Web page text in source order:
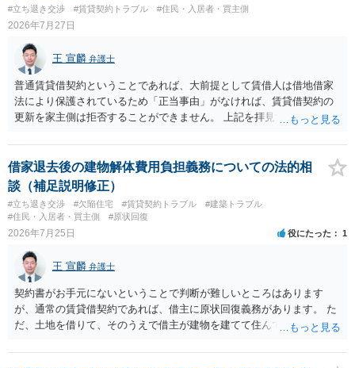
#立ち退き交渉 #賃貸契約トラブル #住民・入居者・買主側
2026年7月27日
王 宣麟 弁護士
普通賃貸借契約ということであれば、大前提として賃借人は借地借家
法により保護されているため「正当事由」がなければ、賃貸借契約の
更新を家主側は拒否することができません。 上記を拝見する限り、通
定期確認させてもらないこと」が直ちに正当事由に当たるとは思えま
せんので、更新拒絶を拒否される方向性でよろしいかと存じます。 そ
の交渉の中で、一定の金銭をもらえれば退去には応じる旨交渉をして
みるのはいかがでしょうか。 過去に賃借人の許可なく無断で賃貸人が
入室する行為自体は不法行為となり、また刑事的にも住居侵入罪が成
立する可能性がありますので、これを理由に一定の金銭賠償を求める
借家退去後の建物解体費用負担義務についての法的相
談（補足説明修正）
#立ち退き交渉 #欠陥住宅 #賃貸契約トラブル
#建築トラブル
#住民・入居者・買主側
#原状回復
2026年7月25日 役にたった 1
王 宣麟 弁護士
契約書がお手元にないということで判断が難しいところはあります
が、通常の賃貸借契約であれば、借主に原状回復義務があります。 た
だ、土地を借りて、そのうえで借主が建物を建てて住んでいたケース
であれば、建物を収去して土地を明渡す義務は原則生じないはずで